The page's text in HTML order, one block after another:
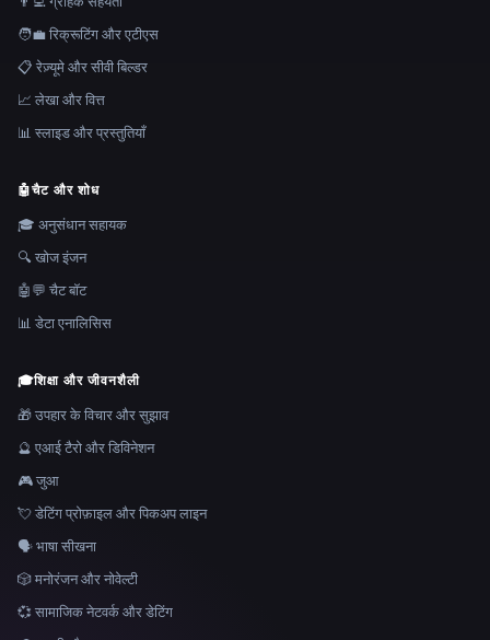
🧑‍💼 रिक्रूटिंग और एटीएस
📋 रेज़्यूमे और सीवी बिल्डर
📈 लेखा और वित्त
📊 स्लाइड और प्रस्तुतियाँ
🤖चैट और शोध
🎓 अनुसंधान सहायक
🔍 खोज इंजन
🤖💬 चैट बॉट
📊 डेटा एनालिसिस
🎓शिक्षा और जीवनशैली
🎁 उपहार के विचार और सुझाव
🔮 एआई टैरो और डिविनेशन
🎮 जुआ
💘 डेटिंग प्रोफ़ाइल और पिकअप लाइन
🗣️ भाषा सीखना
🎲 मनोरंजन और नोवेल्टी
💞 सामाजिक नेटवर्क और डेटिंग